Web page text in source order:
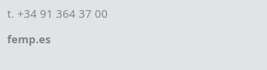
t. +34 91 364 37 00
femp.es